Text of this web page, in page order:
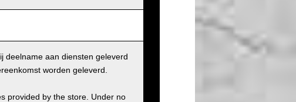
deelname aan diensten geleverd
worden geleverd.
provided by the store. Under no